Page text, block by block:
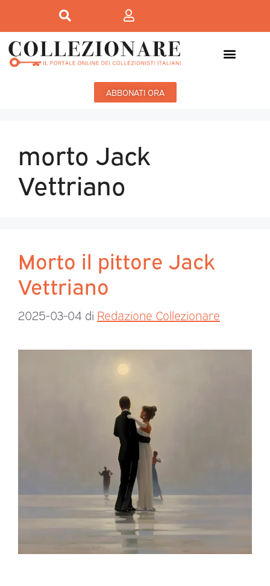
ABBONATI ORA
morto Jack
Vettriano
Morto il pittore Jack
Vettriano
2025-03-04 di Redazione Collezionare